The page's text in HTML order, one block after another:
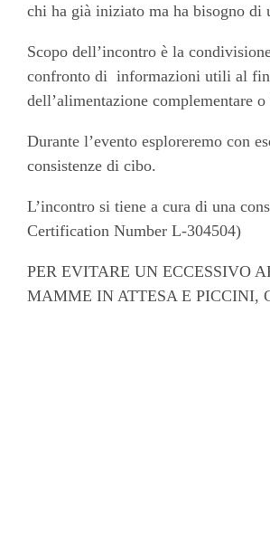
chi ha già iniziato ma ha bisogno di
Scopo dell’incontro è la
confronto di informazioni utili al
dell’alimentazione complementare
Durante l’evento esploreremo con
consistenze di cibo.
L’incontro si tiene a cura di una
Certification Number L-304504)
PER EVITARE UN ECCESSIVO
MAMME IN ATTESA E PICCINI,